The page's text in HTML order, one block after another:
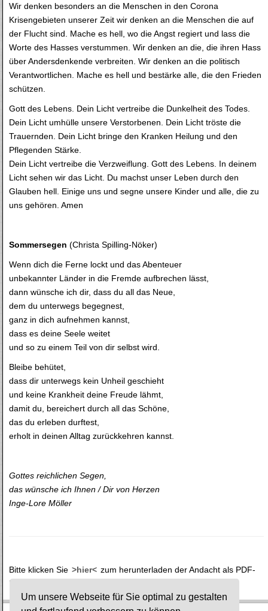
Um unsere Webseite für Sie optimal zu gestalten
Wir denken besonders an die Menschen in den Corona
Krisengebieten unserer Zeit wir denken an die Menschen die auf
der Flucht sind. Mache es hell, wo die Angst regiert und lass die
Worte des Hasses verstummen. Wir denken an die, die ihren Hass
über Andersdenkende verbreiten. Wir denken an die politisch
Verantwortlichen. Mache es hell und bestärke alle, die den Frieden
schützen.
Gott des Lebens. Dein Licht vertreibe die Dunkelheit des Todes.
Dein Licht umhülle unsere Verstorbenen. Dein Licht tröste die
Trauernden. Dein Licht bringe den Kranken Heilung und den
Pflegenden Stärke.
Dein Licht vertreibe die Verzweiflung. Gott des Lebens. In deinem
Licht sehen wir das Licht. Du machst unser Leben durch den
Glauben hell. Einige uns und segne unsere Kinder und alle, die zu
uns gehören. Amen
Sommersegen (Christa Spilling-Nöker)
Wenn dich die Ferne lockt und das Abenteuer
unbekannter Länder in die Fremde aufbrechen lässt,
dann wünsche ich dir, dass du all das Neue,
dem du unterwegs begegnest,
ganz in dich aufnehmen kannst,
dass es deine Seele weitet
und so zu einem Teil von dir selbst wird.
Bleibe behütet,
dass dir unterwegs kein Unheil geschieht
und keine Krankheit deine Freude lähmt,
damit du, bereichert durch all das Schöne,
das du erleben durftest,
erholt in deinen Alltag zurückkehren kannst.
Gottes reichlichen Segen,
das wünsche ich Ihnen / Dir von Herzen
Inge-Lore Möller
Bitte klicken Sie >hier< zum herunterladen der Andacht als PDF-
Datei.